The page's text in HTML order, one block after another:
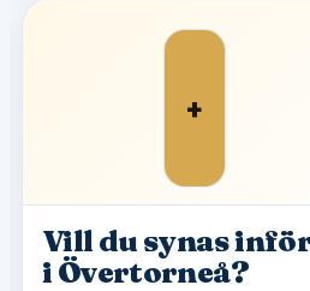
+
Vill du synas
i Övertorneå?